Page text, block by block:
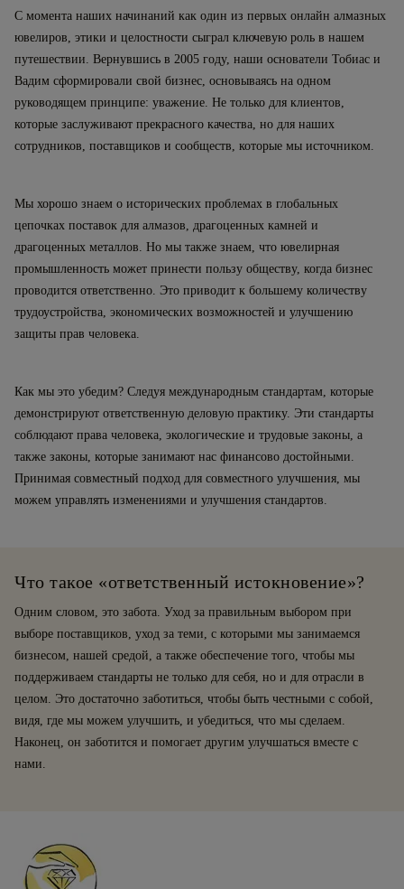
С момента наших начинаний как один из первых онлайн алмазных
ювелиров, этики и целостности сыграл ключевую роль в нашем
путешествии. Вернувшись в 2005 году, наши основатели Тобиас и
Вадим сформировали свой бизнес, основываясь на одном
руководящем принципе: уважение. Не только для клиентов,
которые заслуживают прекрасного качества, но для наших
сотрудников, поставщиков и сообществ, которые мы источником.
Мы хорошо знаем о исторических проблемах в глобальных
цепочках поставок для алмазов, драгоценных камней и
драгоценных металлов. Но мы также знаем, что ювелирная
промышленность может принести пользу обществу, когда бизнес
проводится ответственно. Это приводит к большему количеству
трудоустройства, экономических возможностей и улучшению
защиты прав человека.
Как мы это убедим? Следуя международным стандартам, которые
демонстрируют ответственную деловую практику. Эти стандарты
соблюдают права человека, экологические и трудовые законы, а
также законы, которые занимают нас финансово достойными.
Принимая совместный подход для совместного улучшения, мы
можем управлять изменениями и улучшения стандартов.
Что такое «ответственный истокновение»?
Одним словом, это забота. Уход за правильным выбором при
выборе поставщиков, уход за теми, с которыми мы занимаемся
бизнесом, нашей средой, а также обеспечение того, чтобы мы
поддерживаем стандарты не только для себя, но и для отрасли в
целом. Это достаточно заботиться, чтобы быть честными с собой,
видя, где мы можем улучшить, и убедиться, что мы сделаем.
Наконец, он заботится и помогает другим улучшаться вместе с
нами.